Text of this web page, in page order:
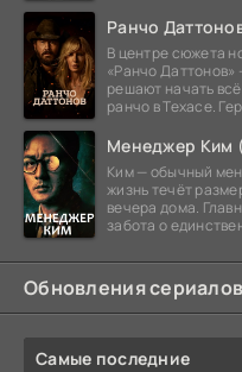
Ранчо
В центре сюжета
«Ранчо
решают начать
ранчо в Техасе.
Менеджер Ким
Ким — обычный
жизнь течёт
вечера дома.
забота о
Обновления сериалов
Самые последние